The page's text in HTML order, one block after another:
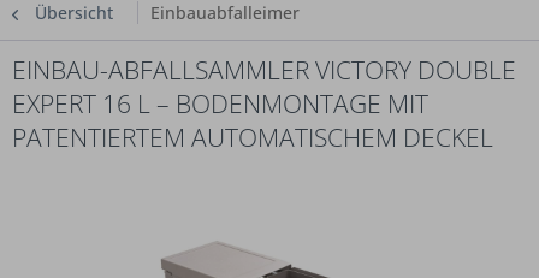
Übersicht Einbauabfalleimer
EINBAU-ABFALLSAMMLER VICTORY DOUBLE
EXPERT 16 L – BODENMONTAGE MIT
PATENTIERTEM AUTOMATISCHEM DECKEL